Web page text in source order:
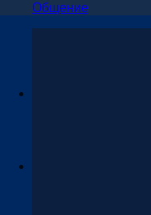
Общение